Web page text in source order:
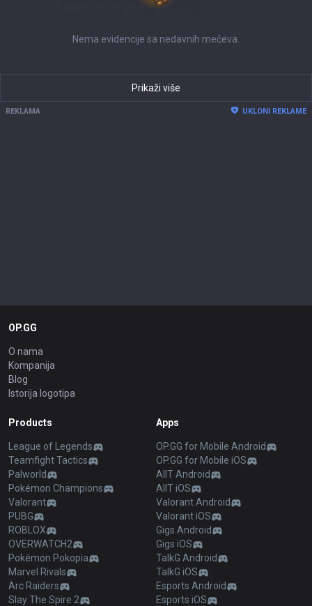
Nema evidencije sa nedavnih mečeva.
Prikaži više
REKLAMA UKLONI REKLAME
OP.GG
O nama
Kompanija
Blog
Istorija logotipa
Products
League of Legends
Teamfight Tactics
Palworld
Pokémon Champions
Valorant
PUBG
ROBLOX
OVERWATCH2
Pokémon Pokopia
Marvel Rivals
Arc Raiders
Slay The Spire 2
Apps
OP.GG for Mobile Android
OP.GG for Mobile iOS
AllT Android
AllT iOS
Valorant Android
Valorant iOS
Gigs Android
Gigs iOS
TalkG Android
TalkG iOS
Esports Android
Esports iOS